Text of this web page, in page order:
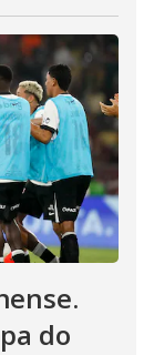
do